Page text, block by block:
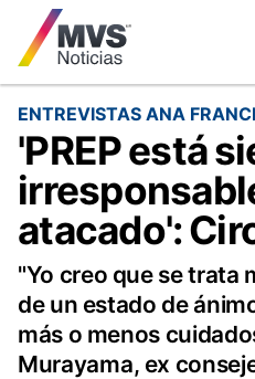
ENTREVISTAS ANA
'PREP está
atacado':
"Yo creo que se trata
de un estado de
más o menos
Murayama, ex